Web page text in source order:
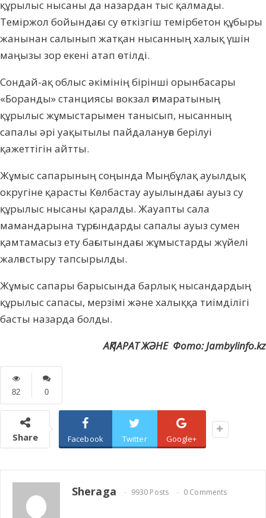
құрылыс нысаны да назардан тыс қалмады.
Теміржол бойындағы су өткізгіш темірбетон құбыры
жанынан салынып жатқан нысанның халық үшін
маңызы зор екені атап өтілді.
Сондай-ақ облыс әкімінің бірінші орынбасары
«Боранды» станциясы вокзал ғимаратының
құрылыс жұмыстарымен танысып, нысанның
сапалы әрі уақытылы пайдалануға берілуі
қажеттігін айтты.
Жұмыс сапарының соңында Мыңбұлақ ауылдық
округіне қарасты Көлбастау ауылындағы ауыз су
құрылыс нысаны қаралды. Жауапты сала
мамандарына тұрғындарды сапалы ауыз сумен
қамтамасыз ету бағытындағы жұмыстарды жүйелі
жалғастыру тапсырылды.
Жұмыс сапары барысында барлық нысандардың
құрылыс сапасы, мерзімі және халыққа тиімділігі
басты назарда болды.
АҚПАРАТ ЖӘНЕ Фото: Jambylinfo.kz
0
82
Share Facebook Twitter Google+
Sheraga 9930 Posts 0 Comments